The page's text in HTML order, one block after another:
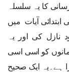
کا یہ سلسلہ
آیات میں
نازل کی اور یہ
کو اسی اسی
ہے۔یہ ایک صحیح